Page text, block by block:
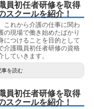
員初任者研修を取得
スクールを紹介！
これから介護の仕事に関わ
の現場で働き始めたばかり
につけることを目的として
介護職員初任者研修の資格
ていきます。
事を読む
員初任者研修を取得
スクールを紹介！